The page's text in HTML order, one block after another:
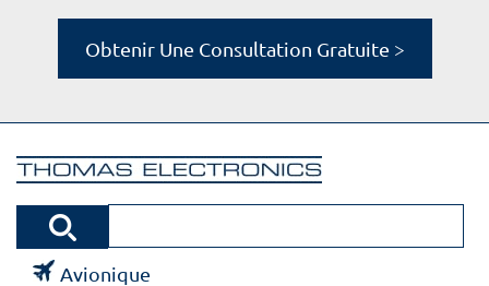
Obtenir Une Consultation Gratuite >
Avionique